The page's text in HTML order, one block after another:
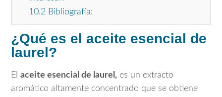
10.2Bibliografía:
¿Qué es el aceite esencial de
laurel?
El aceite esencial de laurel , es un extracto
aromático altamente concentrado que se obtiene